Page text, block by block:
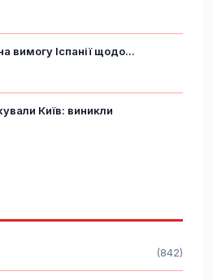
вимогу Іспанії щодо...
Київ: виникли
(842)